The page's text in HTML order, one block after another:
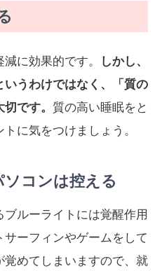
に効果的です。
しかし、
いうわけではなく、「質の
です。 質の高い睡眠をと
に気をつけましょう。
コンは控える
ルーライトには覚醒作用
ーフィンやゲームをして
めてしまいますので、就